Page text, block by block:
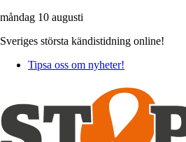
måndag 10 augusti
Sveriges största kändistidning online!
Tipsa oss om nyheter!